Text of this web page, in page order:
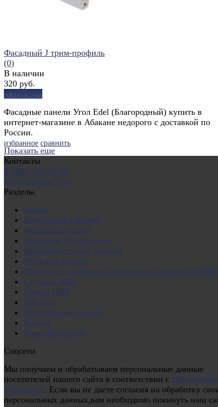
избранное сравнить
Фасадный J трим-профиль
(0)
В наличии
320 руб.
В корзину
Фасадные панели Угол Edel (Благородный) купить в
интернет-магазине в Абакане недорого с доставкой по
России.
Показать еще
Контакты
8 (800) 707-49-88
info@saiding77.ru
Разделы
Акции
Виниловый сайдинг
Фасадные панели
Фасадные Термопанели
Фиброцементный сайдинг
Фасадная плитка
Изделия из древесно-полимерного композита
Ступени ДПК
Грядки ДПК
Для сада
Регулируемые опоры
Кровля
Комплектующие
Соцсети
Мы получаем и обрабатываем персональные данные
посетителей нашего сайта в соответствии с
политикой. Если вы не даете согласия на обработку
персональных данных,вам необходимо покинуть наш